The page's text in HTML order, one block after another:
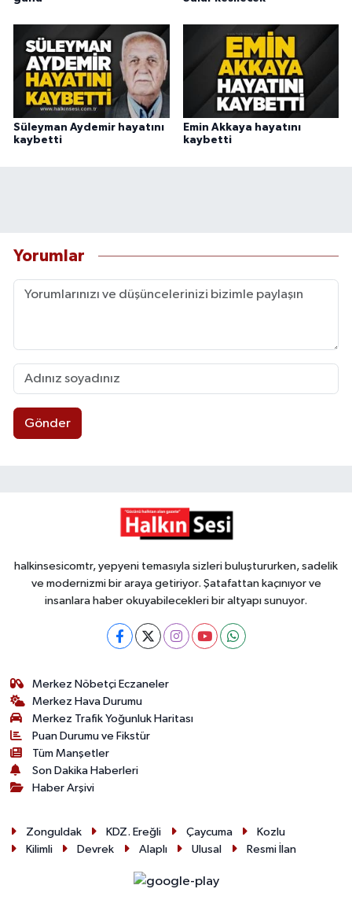
Süleyman Aydemir hayatını
kaybetti
Emin Akkaya hayatını
kaybetti
Yorumlar
Gönder
halkinsesicomtr, yepyeni temasıyla sizleri buluştururken, sadelik
ve modernizmi bir araya getiriyor. Şatafattan kaçınıyor ve
insanlara haber okuyabilecekleri bir altyapı sunuyor.
Merkez Nöbetçi Eczaneler
Merkez Hava Durumu
Merkez Trafik Yoğunluk Haritası
Puan Durumu ve Fikstür
Tüm Manşetler
Son Dakika Haberleri
Haber Arşivi
Zonguldak KDZ. Ereğli Çaycuma
Kozlu
Kilimli
Devrek Alaplı Ulusal Resmi İlan